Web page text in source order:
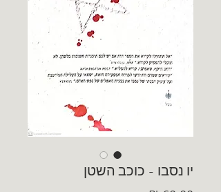
יו נסבו - כוכב השטן